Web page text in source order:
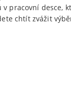
pracovní desce,
chtít zvážit